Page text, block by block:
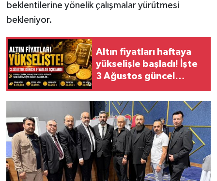
beklentilerine yönelik çalışmalar yürütmesi
bekleniyor.
Altın fiyatları haftaya
yükselişle başladı! İşte
3 Ağustos güncel